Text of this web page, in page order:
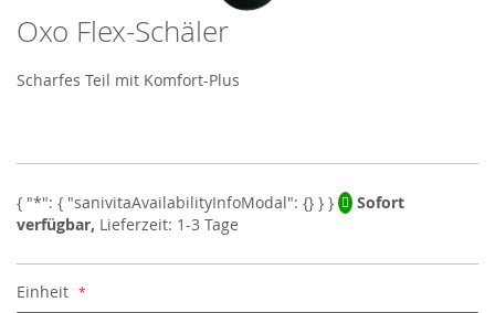
Skip
to
the
beginning
images
Oxo Flex-Schäler
Scharfes Teil mit Komfort-Plus
Sofort
verfügbar, Lieferzeit: 1-3 Tage
Einheit